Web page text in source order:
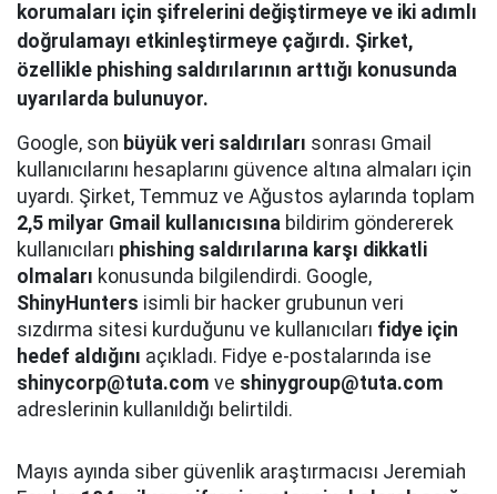
korumaları için şifrelerini değiştirmeye ve iki adımlı
doğrulamayı etkinleştirmeye çağırdı. Şirket,
özellikle phishing saldırılarının arttığı konusunda
uyarılarda bulunuyor.
Google, son büyük veri saldırıları sonrası Gmail
kullanıcılarını hesaplarını güvence altına almaları için
uyardı. Şirket, Temmuz ve Ağustos aylarında toplam
2,5 milyar Gmail kullanıcısına bildirim göndererek
kullanıcıları phishing saldırılarına karşı dikkatli
olmaları konusunda bilgilendirdi. Google,
ShinyHunters isimli bir hacker grubunun veri
sızdırma sitesi kurduğunu ve kullanıcıları fidye için
hedef aldığını açıkladı. Fidye e-postalarında ise
shinycorp@tuta.com ve shinygroup@tuta.com
adreslerinin kullanıldığı belirtildi.
Mayıs ayında siber güvenlik araştırmacısı Jeremiah